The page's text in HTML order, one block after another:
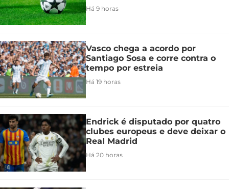
Há 9 horas
Vasco chega a acordo por
Santiago Sosa e corre contra o
tempo por estreia
Há 19 horas
Endrick é disputado por quatro
clubes europeus e deve deixar o
Real Madrid
Há 20 horas